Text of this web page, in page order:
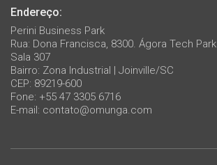
Endereço:
Perini Business Park
Rua: Dona Francisca, 8300. Ágora Tech Park
Sala 307
Bairro: Zona Industrial | Joinville/SC
CEP: 89219-600
Fone: +55 47 3305 6716
E-mail: contato@omunga.com